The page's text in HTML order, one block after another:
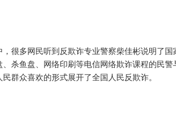
很多网民听到反欺诈专业警察柴佳彬说明了
杀鱼盘、网络印刷等电信网络欺诈课程的民
群众喜欢的形式展开了全国人民反欺诈。